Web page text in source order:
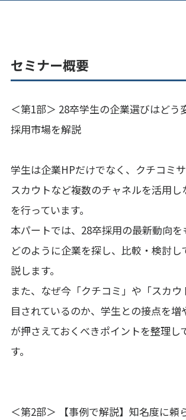
セミナー概要
＜第1部＞ 28卒学生の企業選びはどう
採用市場を解説
学生は企業HPだけでなく、クチコミサ
スカウトなど複数のチャネルを活用し
を行っています。
本パートでは、28卒採用の最新動向
どのように企業を探し、比較・検討
説します。
また、なぜ今「クチコミ」や「スカウ
目されているのか、学生との接点を増
が押さえておくべきポイントを整理し
す。
＜第2部＞ 【事例で解説】知名度に頼